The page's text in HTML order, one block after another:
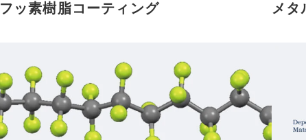
フッ素樹脂コーティング メタ